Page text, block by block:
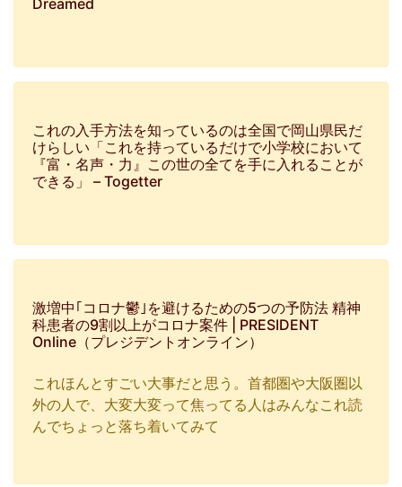
Dreamed
これの入手方法を知っているのは全国で岡山県民だ
けらしい「これを持っているだけで小学校において
『富・名声・力』この世の全てを手に入れることが
できる」 – Togetter
激増中｢コロナ鬱｣を避けるための5つの予防法 精神
科患者の9割以上がコロナ案件 | PRESIDENT
Online（プレジデントオンライン）
これほんとすごい大事だと思う。首都圏や大阪圏以
外の人で、大変大変って焦ってる人はみんなこれ読
んでちょっと落ち着いてみて